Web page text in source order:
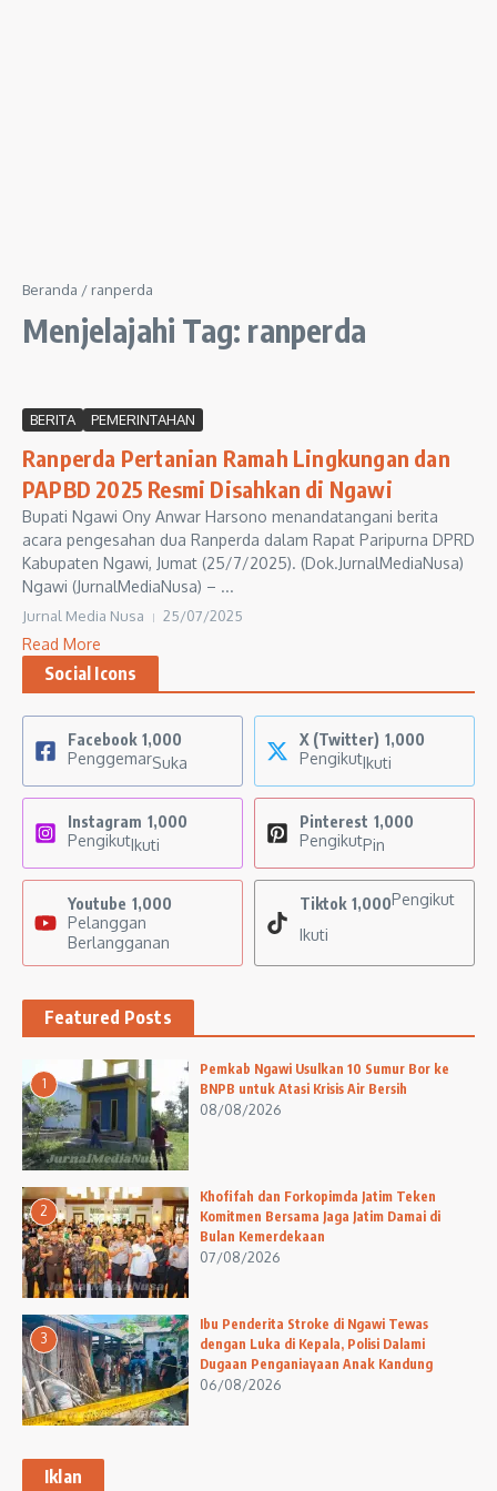
Beranda / ranperda
Menjelajahi Tag: ranperda
BERITA PEMERINTAHAN
Ranperda Pertanian Ramah Lingkungan dan
PAPBD 2025 Resmi Disahkan di Ngawi
Bupati Ngawi Ony Anwar Harsono menandatangani berita
acara pengesahan dua Ranperda dalam Rapat Paripurna DPRD
Kabupaten Ngawi, Jumat (25/7/2025). (Dok.JurnalMediaNusa)
Ngawi (JurnalMediaNusa) – ...
Jurnal Media Nusa 25/07/2025
Read More
Social Icons
Facebook 1,000
PenggemarSuka
X (Twitter) 1,000
PengikutIkuti
Instagram 1,000
PengikutIkuti
Pinterest 1,000
PengikutPin
Youtube 1,000
Pelanggan
Berlangganan
Tiktok 1,000Pengikut
Ikuti
Featured Posts
1
Pemkab Ngawi Usulkan 10 Sumur Bor ke
BNPB untuk Atasi Krisis Air Bersih
08/08/2026
2
Khofifah dan Forkopimda Jatim Teken
Komitmen Bersama Jaga Jatim Damai di
Bulan Kemerdekaan
07/08/2026
3
Ibu Penderita Stroke di Ngawi Tewas
dengan Luka di Kepala, Polisi Dalami
Dugaan Penganiayaan Anak Kandung
06/08/2026
Iklan